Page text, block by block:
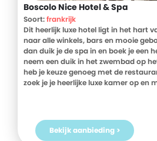
Boscolo Nice Hotel & Spa
Soort:frankrijk
Dit heerlijk luxe hotel ligt in het hart
naar alle winkels, bars en mooie
dan duik je de spa in en boek je een
neem een duik in het zwembad op
heb je keuze genoeg met de
zoek je je heerlijke luxe kamer op en
Bekijk aanbieding >